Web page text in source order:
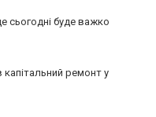
сьогодні буде важко
капітальний ремонт у